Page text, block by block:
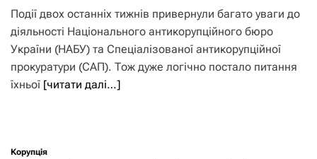
Події двох останніх тижнів привернули багато уваги до
діяльності Національного антикорупційного бюро
України (НАБУ) та Спеціалізованої антикорупційної
прокуратури (САП). Тож дуже логічно постало питання
їхньої [читати далі…]
Корупція